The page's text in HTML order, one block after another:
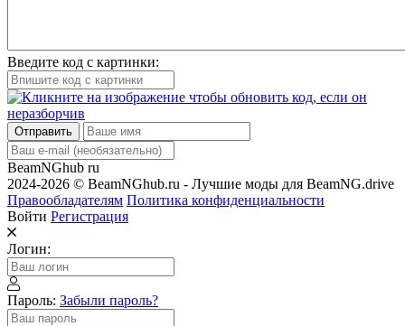
Введите код с картинки:
Отправить
BeamNGhub ru
2024-2026 © BeamNGhub.ru - Лучшие моды для BeamNG.drive
Правообладателям Политика конфиденциальности
Войти Регистрация
Логин:
Пароль: Забыли пароль?